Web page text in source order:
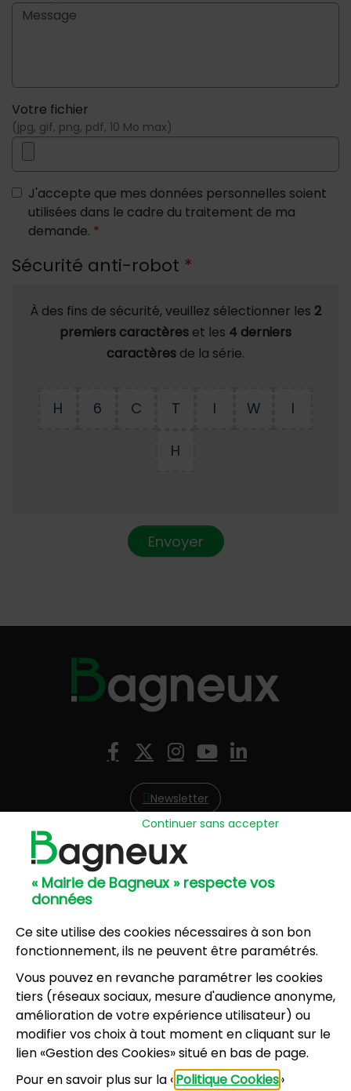
« Mairie de Bagneux » respecte vos
données
Ce site utilise des cookies nécessaires à son bon
fonctionnement, ils ne peuvent être paramétrés.
Vous pouvez en revanche paramétrer les cookies
tiers (réseaux sociaux, mesure d'audience anonyme,
amélioration de votre expérience utilisateur) ou
modifier vos choix à tout moment en cliquant sur le
lien «Gestion des Cookies» situé en bas de page.
Pour en savoir plus sur la «Politique Cookies»
Continuer sans accepter
Votre fichier
(jpg, gif, png, pdf, 10 Mo max)
J'accepte que mes données personnelles soient
utilisées dans le cadre du traitement de ma
demande. *
Sécurité anti-robot *
À des fins de sécurité, veuillez sélectionner les 2
premiers caractères et les 4 derniers
caractères de la série.
H 6 C T I W I
H
Envoyer
Facebook
X (Twitter)
Instagram
YouTube
LinkedIn
Newsletter
Hôtel de Ville
57, avenue Henri Ravera - 92220 Bagneux
01 42 31 60 00
8, résidence du Port Galand - 92220 Bagneux
01 45 47 62 00
NOUS CONTACTER
Horaires d’ouverture:
Lundi, mercredi, jeudi, vendredi : 8h30-12h et
13h30-17h